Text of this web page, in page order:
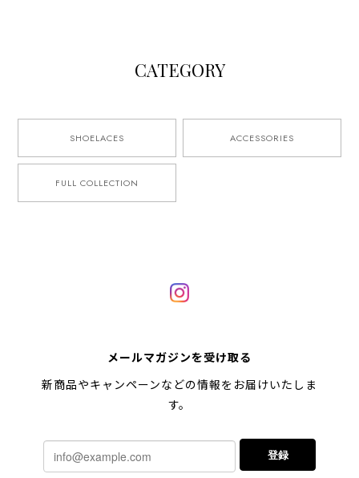
CATEGORY
SHOELACES ACCESSORIES
FULL COLLECTION
メールマガジンを受け取る
新商品やキャンペーンなどの情報をお届けいたしま
す。
登録